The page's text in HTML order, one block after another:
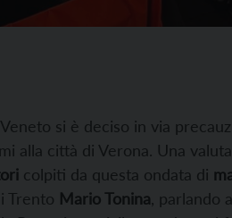
si è deciso in via
alla città di Verona. Una
colpiti da questa ondata di
Trento Mario Tonina, parlando